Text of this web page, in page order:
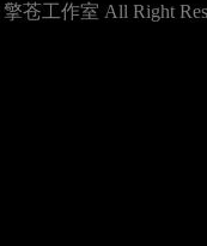
擎苍工作室 All Right